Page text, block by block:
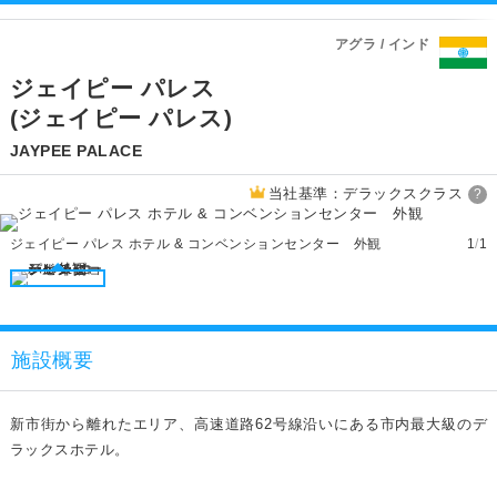
アグラ / インド
ジェイピー パレス
(ジェイピー パレス)
JAYPEE PALACE
当社基準：デラックスクラス ?
ジェイピー パレス ホテル & コンベンションセンター 外観 1/1
施設概要
新市街から離れたエリア、高速道路62号線沿いにある市内最大級のデ
ラックスホテル。